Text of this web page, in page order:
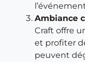
Ambiance
Craft offre
et profiter
peuvent